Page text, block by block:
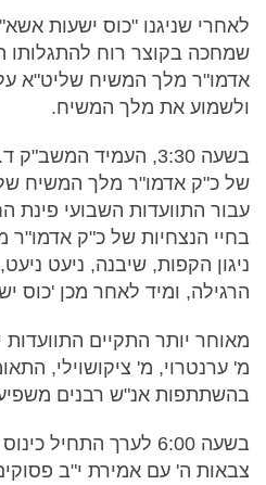
לאחרי שניגנו "כוס ישעות
שמחכה בקוצר רוח להתגלותו
אדמו"ר מלך המשיח שליט"א
ולשמוע את מלך המשיח.
בשעה 3:30, העמיד
של כ"ק אדמו"ר מלך המשיח
עבור התוועדות השבועי פינת
בחיי הנצחיות של כ"ק אדמו"ר
ניגון הקפות, שיבנה, ניעט ניעט,
הרגילה, ומיד לאחר מכן 'כוס
מאוחר יותר התקיים
מ' ערנטרוי, מ' ציקושוילי,
בהשתתפות אנ"ש רבנים
בשעה 6:00 לערך התחיל
צבאות ה' עם אמירת י"ב